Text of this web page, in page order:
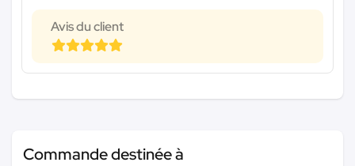
Avis du client
Commande destinée à